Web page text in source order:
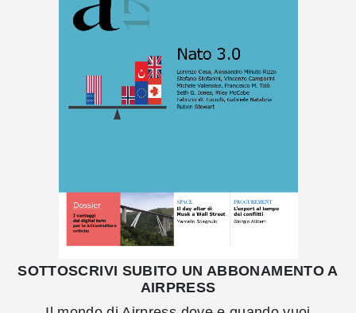
SOTTOSCRIVI SUBITO UN ABBONAMENTO A
AIRPRESS